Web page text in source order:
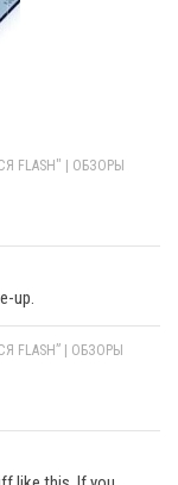
FLASH" | ОБЗОРЫ
up.
FLASH” | ОБЗОРЫ